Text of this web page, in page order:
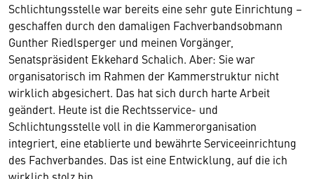
Schlichtungsstelle war bereits eine sehr gute Einrichtung –
geschaffen durch den damaligen Fachverbandsobmann
Gunther Riedlsperger und meinen Vorgänger,
Senatspräsident Ekkehard Schalich. Aber: Sie war
organisatorisch im Rahmen der Kammerstruktur nicht
wirklich abgesichert. Das hat sich durch harte Arbeit
geändert. Heute ist die Rechtsservice- und
Schlichtungsstelle voll in die Kammerorganisation
integriert, eine etablierte und bewährte Serviceeinrichtung
des Fachverbandes. Das ist eine Entwicklung, auf die ich